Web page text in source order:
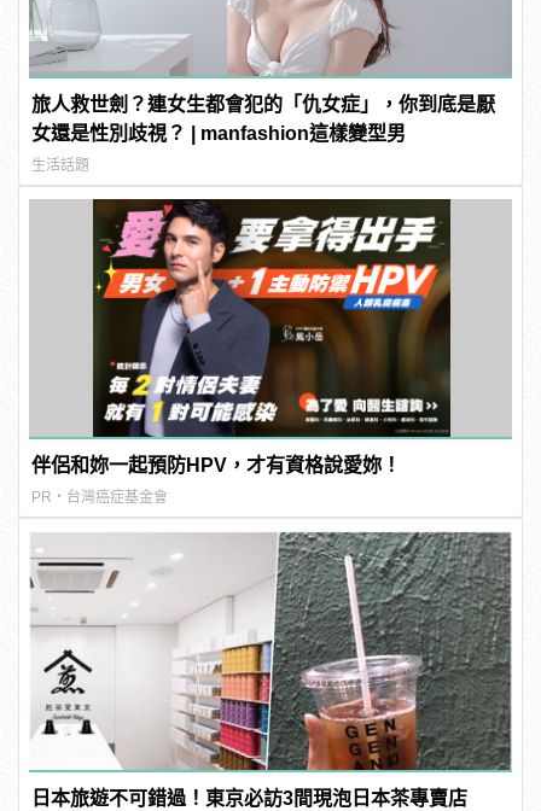
旅人救世劍？連女生都會犯的「仇女症」，你到底是厭
女還是性別歧視？ | manfashion這樣變型男
生活話題
伴侶和妳一起預防HPV，才有資格說愛妳！
PR・台灣癌症基金會
日本旅遊不可錯過！東京必訪3間現泡日本茶專賣店